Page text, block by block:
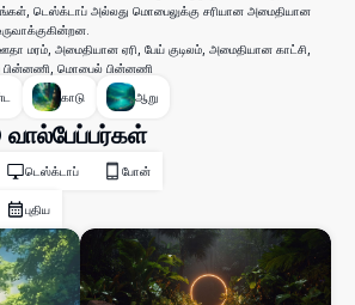
டெஸ்க்டாப் அல்லது மொபைலுக்கு சரியான அமைதியான
மரம், அமைதியான ஏரி, பேய் குடிலம், அமைதியான காட்சி,
பின்னணி, மொபைல் பின்னணி
காடு ஆறு
வால்பேப்பர்கள்
டெஸ்க்டாப் போன்
புதிய